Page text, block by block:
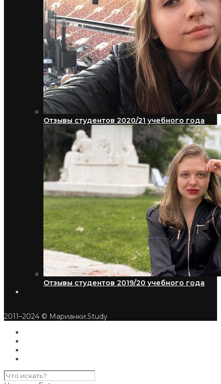
Отзывы студентов 2020/21 учебного года
Отзывы студентов 2019/20 учебного года
2011–2024 © Марианки.Study